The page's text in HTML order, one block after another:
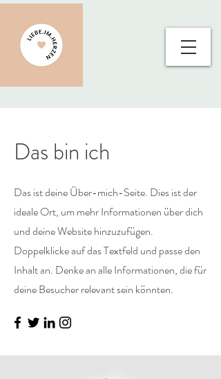
Das bin ich
Das ist deine Über-mich-Seite. Dies ist der
ideale Ort, um mehr Informationen über dich
und deine Website hinzuzufügen.
Doppelklicke auf das Textfeld und passe den
Inhalt an. Denke an alle Informationen, die für
deine Besucher relevant sein könnten.